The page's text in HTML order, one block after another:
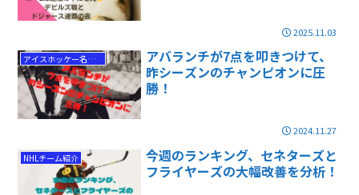
2025.11.03
アイスホッケー名勝負
アバランチが7点を叩きつけて、
昨シーズンのチャンピオンに圧
勝！
2024.11.27
NHLチーム紹介
今週のランキング、セネターズと
フライヤーズの大幅改善を分析！